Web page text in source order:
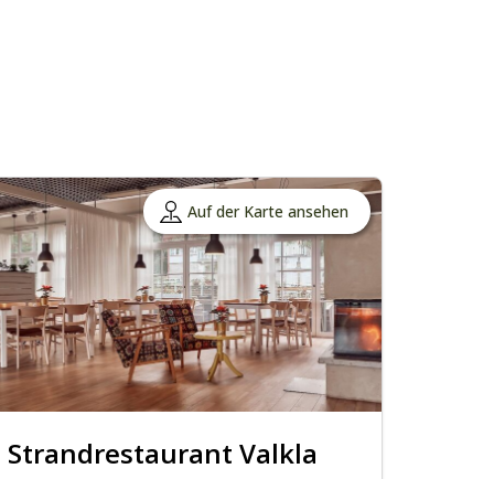
Auf der Karte ansehen
Strandrestaurant Valkla